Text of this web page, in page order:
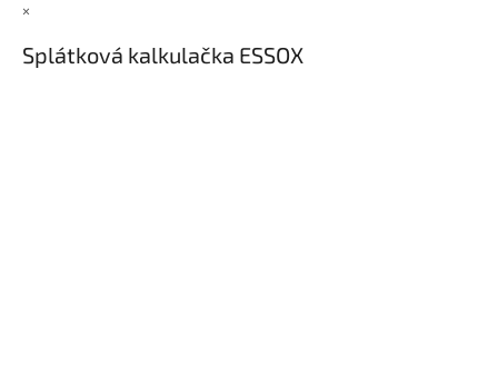
×
Splátková kalkulačka ESSOX